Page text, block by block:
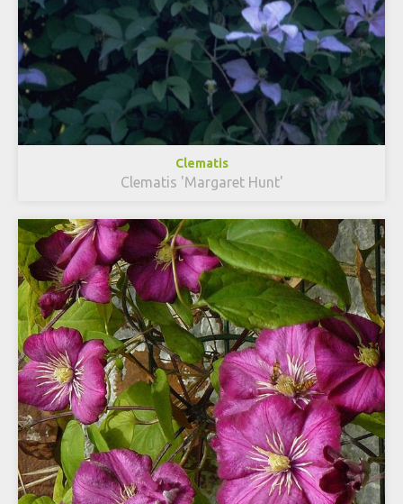
Clematis
Clematis 'Margaret Hunt'